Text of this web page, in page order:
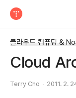
클라우드 컴퓨팅 &
Cloud
Terry Cho 2011. 2.